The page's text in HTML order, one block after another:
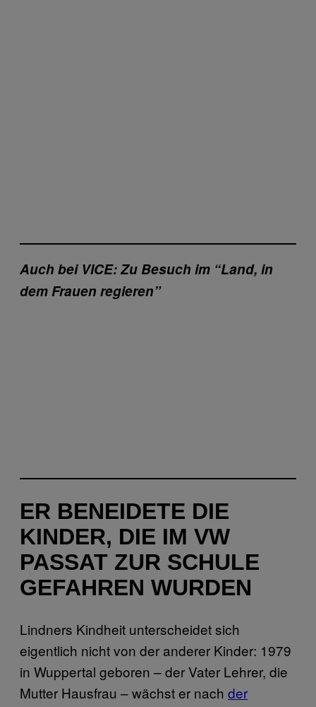
Auch bei VICE: Zu Besuch im “Land, in
dem Frauen regieren”
ER BENEIDETE DIE
KINDER, DIE IM VW
PASSAT ZUR SCHULE
GEFAHREN WURDEN
Lindners Kindheit unterscheidet sich
eigentlich nicht von der anderer Kinder: 1979
in Wuppertal geboren – der Vater Lehrer, die
Mutter Hausfrau – wächst er nach der